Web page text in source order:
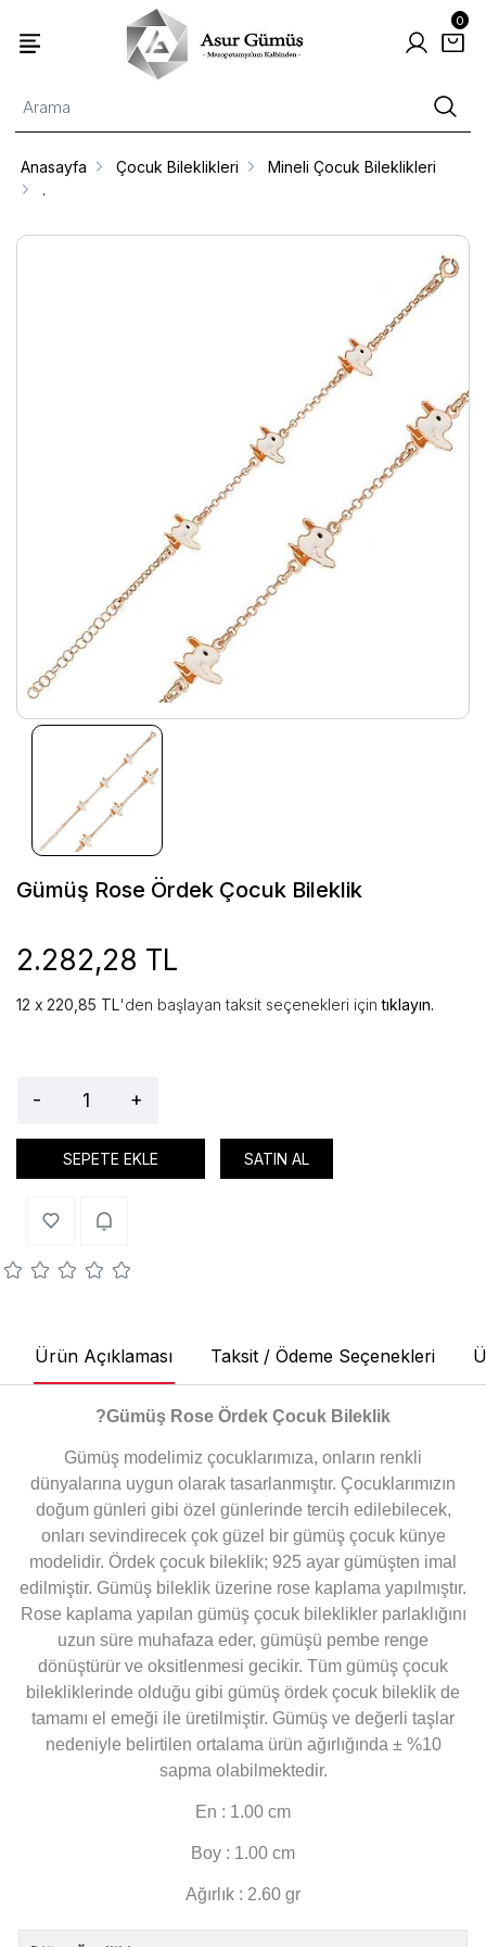
0
Anasayfa Çocuk Bileklikleri
Mineli Çocuk Bileklikleri
.
Gümüş Rose Ördek Çocuk Bileklik
2.282,28 TL
220,85 TL'den başlayan taksit seçenekleri içintıklayın.
- +
SEPETE EKLE SATIN AL
Ürün Açıklaması Taksit / Ödeme Seçenekleri
?Gümüş Rose Ördek Çocuk Bileklik
Gümüş modelimiz çocuklarımıza, onların renkli
dünyalarına uygun olarak tasarlanmıştır. Çocuklarımızın
doğum günleri gibi özel günlerinde tercih edilebilecek,
onları sevindirecek çok güzel bir gümüş çocuk künye
modelidir. Ördek çocuk bileklik; 925 ayar gümüşten imal
edilmiştir. Gümüş bileklik üzerine rose kaplama yapılmıştır.
Rose kaplama yapılan gümüş çocuk bileklikler parlaklığını
uzun süre muhafaza eder, gümüşü pembe renge
dönüştürür ve oksitlenmesi gecikir. Tüm gümüş çocuk
bilekliklerinde olduğu gibi gümüş ördek çocuk bileklik de
tamamı el emeği ile üretilmiştir. Gümüş ve değerli taşlar
nedeniyle belirtilen ortalama ürün ağırlığında ± %10
sapma olabilmektedir.
En : 1.00 cm
Boy : 1.00 cm
Ağırlık : 2.60 gr